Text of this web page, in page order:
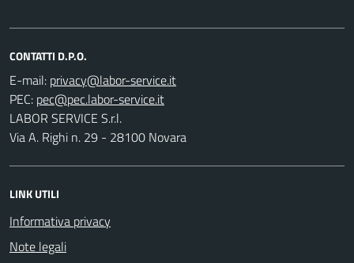
CONTATTI D.P.O.
E-mail:
PEC:
LABOR SERVICE S.r.l.
Via A. Righi n. 29 - 28100 Novara
LINK UTILI
Informativa privacy
Note legali